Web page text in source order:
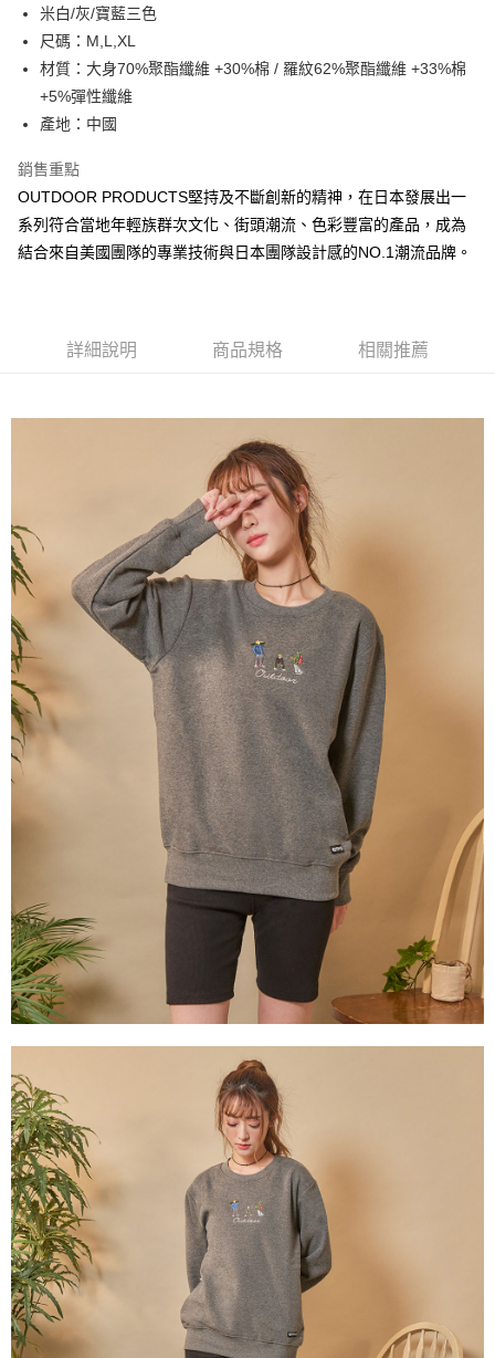
聯邦商業銀行
元大商業銀行
玉山商業銀行
星展（台灣）商業銀行
台新國際商業銀行
台灣樂天信用卡公司
臺灣中小企業銀行
匯豐（台灣）商業銀行
聯邦商業銀行
遠東國際商業銀行
元大商業銀行
永豐商業銀行
玉山商業銀行
台新國際商業銀行
Apple Pay
悠遊付
AFTEE先享後付
相關說明
AFTEE先享後付是「在收到商品之後才付款」的支付方式。 讓您購物簡單
便利好安心！
１．簡單：不需註冊會員、不需綁卡、不需儲值。
２．便利：只要手機號碼，簡訊認證，即可結帳。
２．訂單成立數日內，您將收到繳費通知簡訊。
３．收到繳費通知簡訊後14天內，點擊此簡訊中的連結，可透過四大超商／
購買商品的店家。未經商家同意取消之訂單仍視為有效，需透過AFTEE先享
※ 交易是否成功請以「AFTEE先享後付 」之結帳頁面顯示為準，若有關於
是否繳費成功／繳費後需取消欲退款等相關疑問，請聯繫「AFTEE先享後付
https://netprotections.freshdesk.com/support/home
【注意事項】
１．透過由恩沛科技股份有限公司提供之「AFTEE先享後付」服務完成之交
易，需依本服務之必要範圍內提供個人資料，並將交易相關給付款項請求債
權轉讓予恩沛科技股份有限公司。
２．關於個人資料處理事宜，請瀏覽以下網址：
https://aftee.tw/terms/#terms3
３．未成年的使用者請事先徵得法定代理人或監護人之同意方可使用
「AFTEE先享後付」，若未經同意申辦者引起之損失，本公司不負相關責
任。
４．使用「AFTEE先享後付」時，將依據個別帳號之用戶狀況，依本公司即
時審查核予不同之上限額度；若仍有額度不足之情形，本公司將視審查結果
請求用戶進行身份認證。
５．嚴禁一人註冊多個帳號或使用他人資訊註冊。若發現惡意使用之情形，
恩沛科技股份有限公司將有權停止該用戶之使用額度並採取法律行動。
全家取貨付款
每筆NT$80，滿NT$1,000(含以上)免運費
每筆NT$80，滿NT$1,000(含以上)免運費
每筆NT$80，滿NT$1,000(含以上)免運費
7-11取貨付款
每筆NT$80，滿NT$1,000(含以上)免運費
付款後7-11取貨
每筆NT$80，滿NT$1,000(含以上)免運費
宅配
每筆NT$80，滿NT$1,000(含以上)免運費
外島宅配
每筆NT$200
查看運費
米白/灰/寶藍三色
尺碼：M,L,XL
材質：大身70%聚酯纖維 +30%棉 / 羅紋62%聚酯纖維 +33%棉
+5%彈性纖維
產地：中國
銷售重點
OUTDOOR PRODUCTS堅持及不斷創新的精神，在日本發展出一
系列符合當地年輕族群次文化、街頭潮流、色彩豐富的產品，成為
結合來自美國團隊的專業技術與日本團隊設計感的NO.1潮流品牌。
詳細說明 商品規格 相關推薦